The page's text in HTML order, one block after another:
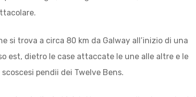
si trova a circa 80 km da Galway all’inizio di una
est, dietro le case attaccate le une alle altre e le
pendii dei Twelve Bens.